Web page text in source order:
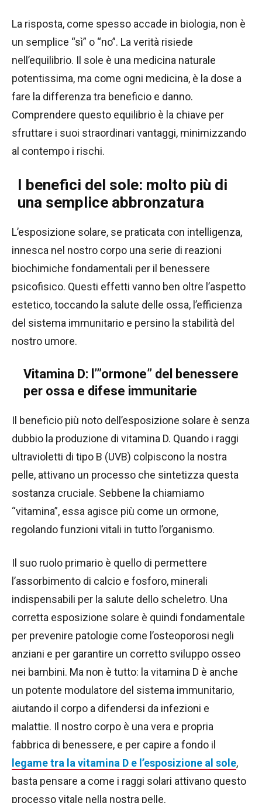
La risposta, come spesso accade in biologia, non è
un semplice “sì” o “no”. La verità risiede
nell’equilibrio. Il sole è una medicina naturale
potentissima, ma come ogni medicina, è la dose a
fare la differenza tra beneficio e danno.
Comprendere questo equilibrio è la chiave per
sfruttare i suoi straordinari vantaggi, minimizzando
al contempo i rischi.
I benefici del sole: molto più di
una semplice abbronzatura
L’esposizione solare, se praticata con intelligenza,
innesca nel nostro corpo una serie di reazioni
biochimiche fondamentali per il benessere
psicofisico. Questi effetti vanno ben oltre l’aspetto
estetico, toccando la salute delle ossa, l’efficienza
del sistema immunitario e persino la stabilità del
nostro umore.
Vitamina D: l’”ormone” del benessere
per ossa e difese immunitarie
Il beneficio più noto dell’esposizione solare è senza
dubbio la produzione di vitamina D. Quando i raggi
ultravioletti di tipo B (UVB) colpiscono la nostra
pelle, attivano un processo che sintetizza questa
sostanza cruciale. Sebbene la chiamiamo
“vitamina”, essa agisce più come un ormone,
regolando funzioni vitali in tutto l’organismo.
Il suo ruolo primario è quello di permettere
l’assorbimento di calcio e fosforo, minerali
indispensabili per la salute dello scheletro. Una
corretta esposizione solare è quindi fondamentale
per prevenire patologie come l’osteoporosi negli
anziani e per garantire un corretto sviluppo osseo
nei bambini. Ma non è tutto: la vitamina D è anche
un potente modulatore del sistema immunitario,
aiutando il corpo a difendersi da infezioni e
malattie. Il nostro corpo è una vera e propria
fabbrica di benessere, e per capire a fondo il
legame tra la vitamina D e l’esposizione al sole,
basta pensare a come i raggi solari attivano questo
processo vitale nella nostra pelle.